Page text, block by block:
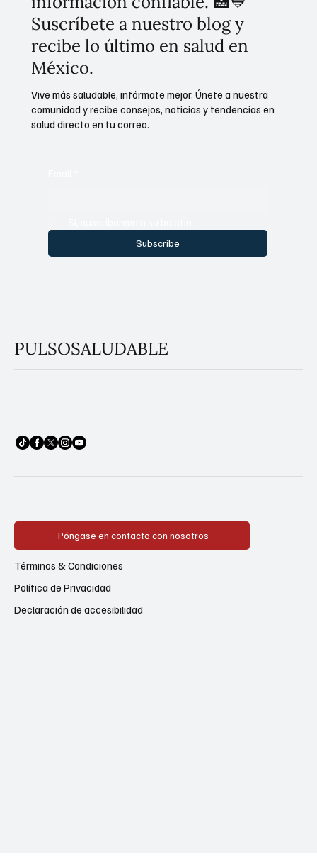
Suscríbete a nuestro blog y
recibe lo último en salud en
México.
Subscribe
Vive más saludable, infórmate mejor. Únete a nuestra
comunidad y recibe consejos, noticias y tendencias en
salud directo en tu correo.
PULSOSALUDABLE
Póngase en contacto con nosotros
Política de Privacidad
Términos & Condiciones
Declaración de accesibilidad